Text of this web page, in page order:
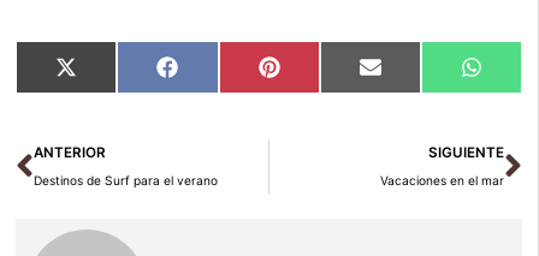
Compartir
en
X
(Twitter)
Compartir
en
Facebook Compartir
en
Pinterest Compartir
en
Email
en
Ant
ANTERIOR
Destinos de Surf para el verano
SIGUIENTE
Vacaciones en el mar